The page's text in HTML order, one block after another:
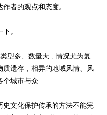
者的观点和态度。
。
多、数量大，情况尤为复
质遗存，相异的地域风情、风
个城市与众
文化保护传承的方法不能完